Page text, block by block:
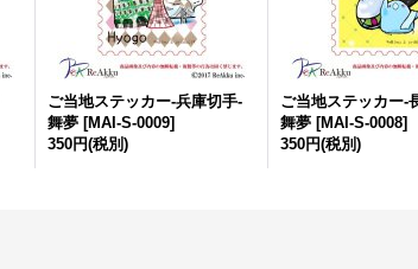
ご当地ステッカー-兵庫切手-
舞夢 [MAI-S-0009]
350円(税別)
ご当地ステッカー-
舞夢 [MAI-S-0008]
350円(税別)